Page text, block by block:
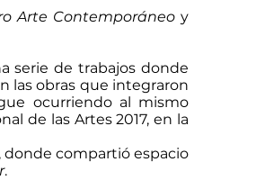
Arte Contemporáneoy
serie de trabajos donde
las obras que integraron
ocurriendo al mismo
de las Artes 2017, en la
donde compartió espacio
.